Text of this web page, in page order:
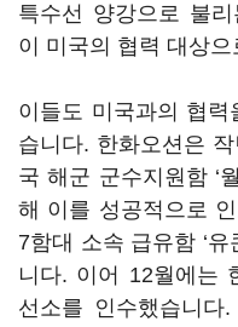
특수선 양강으로 불
이 미국의 협력 대상
이들도 미국과의 협
습니다. 한화오션은
국 해군 군수지원함 ‘
해 이를 성공적으로
7함대 소속 급유함 ‘
니다. 이어 12월에는
선소를 인수했습니다